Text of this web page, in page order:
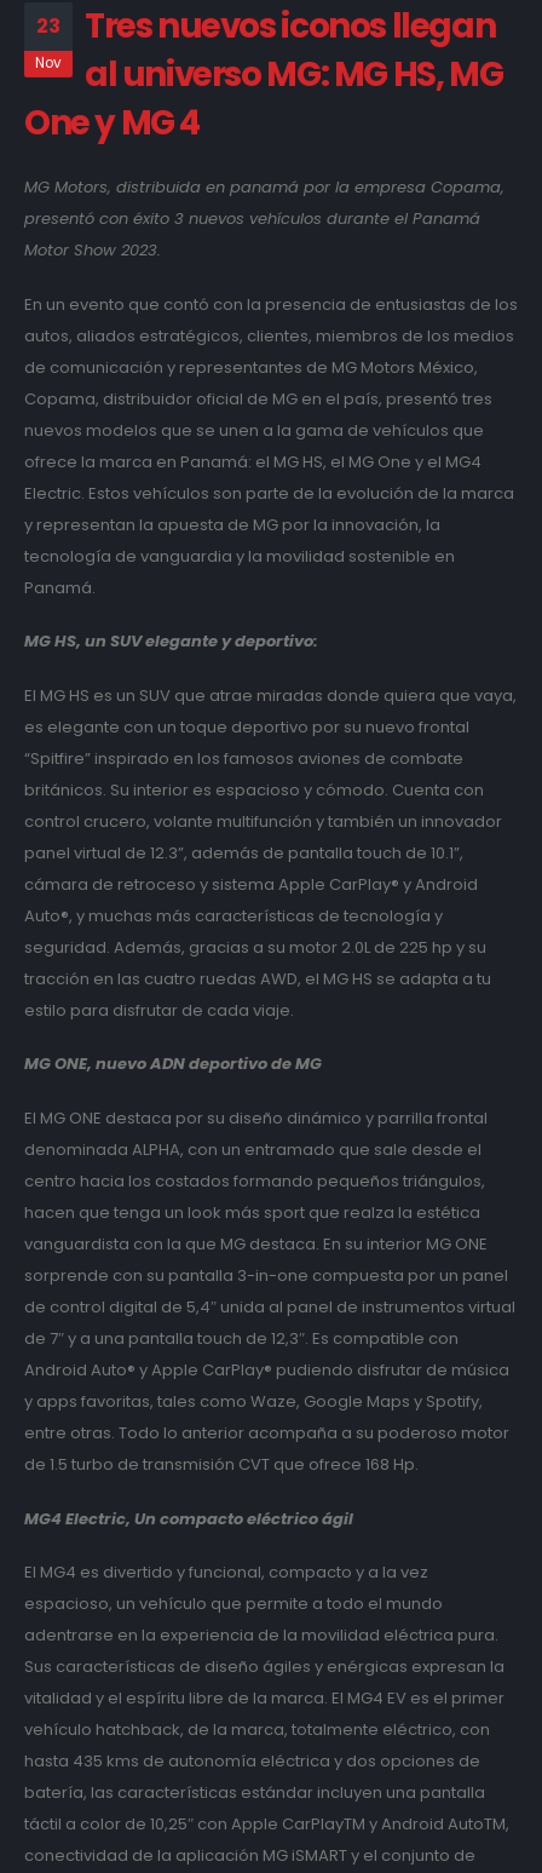
23
Nov
Tres nuevos iconos llegan
al universo MG: MG HS, MG
One y MG 4
MG Motors, distribuida en panamá por la empresa Copama,
presentó con éxito 3 nuevos vehículos durante el Panamá
Motor Show 2023.
En un evento que contó con la presencia de entusiastas de los
autos, aliados estratégicos, clientes, miembros de los medios
de comunicación y representantes de MG Motors México,
Copama, distribuidor oficial de MG en el país, presentó tres
nuevos modelos que se unen a la gama de vehículos que
ofrece la marca en Panamá: el MG HS, el MG One y el MG4
Electric. Estos vehículos son parte de la evolución de la marca
y representan la apuesta de MG por la innovación, la
tecnología de vanguardia y la movilidad sostenible en
Panamá.
MG HS, un SUV elegante y deportivo:
El MG HS es un SUV que atrae miradas donde quiera que vaya,
es elegante con un toque deportivo por su nuevo frontal
“Spitfire” inspirado en los famosos aviones de combate
británicos. Su interior es espacioso y cómodo. Cuenta con
control crucero, volante multifunción y también un innovador
panel virtual de 12.3”, además de pantalla touch de 10.1”,
cámara de retroceso y sistema Apple CarPlay® y Android
Auto®, y muchas más características de tecnología y
seguridad. Además, gracias a su motor 2.0L de 225 hp y su
tracción en las cuatro ruedas AWD, el MG HS se adapta a tu
estilo para disfrutar de cada viaje.
MG ONE, nuevo ADN deportivo de MG
El MG ONE destaca por su diseño dinámico y parrilla frontal
denominada ALPHA, con un entramado que sale desde el
centro hacia los costados formando pequeños triángulos,
hacen que tenga un look más sport que realza la estética
vanguardista con la que MG destaca. En su interior MG ONE
sorprende con su pantalla 3-in-one compuesta por un panel
de control digital de 5,4″ unida al panel de instrumentos virtual
de 7″ y a una pantalla touch de 12,3″. Es compatible con
Android Auto® y Apple CarPlay® pudiendo disfrutar de música
y apps favoritas, tales como Waze, Google Maps y Spotify,
entre otras. Todo lo anterior acompaña a su poderoso motor
de 1.5 turbo de transmisión CVT que ofrece 168 Hp.
MG4 Electric, Un compacto eléctrico ágil
El MG4 es divertido y funcional, compacto y a la vez
espacioso, un vehículo que permite a todo el mundo
adentrarse en la experiencia de la movilidad eléctrica pura.
Sus características de diseño ágiles y enérgicas expresan la
vitalidad y el espíritu libre de la marca. El MG4 EV es el primer
vehículo hatchback, de la marca, totalmente eléctrico, con
hasta 435 kms de autonomía eléctrica y dos opciones de
batería, las características estándar incluyen una pantalla
táctil a color de 10,25″ con Apple CarPIayTM y Android AutoTM,
conectividad de la aplicación MG iSMART y el conjunto de